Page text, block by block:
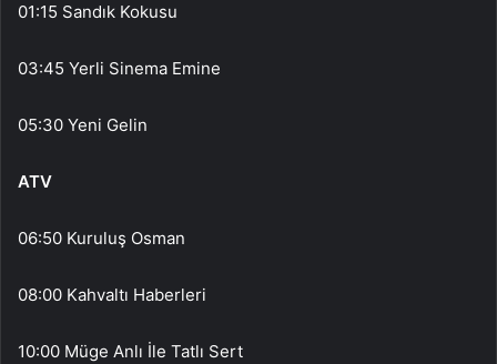
01:15 Sandık Kokusu
03:45 Yerli Sinema Emine
05:30 Yeni Gelin
ATV
06:50 Kuruluş Osman
08:00 Kahvaltı Haberleri
10:00 Müge Anlı İle Tatlı Sert